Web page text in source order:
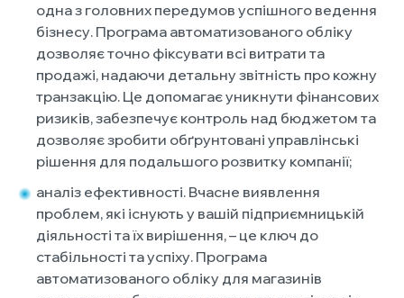
одна з головних передумов успішного ведення
бізнесу. Програма автоматизованого обліку
дозволяє точно фіксувати всі витрати та
продажі, надаючи детальну звітність про кожну
транзакцію. Це допомагає уникнути фінансових
ризиків, забезпечує контроль над бюджетом та
дозволяє зробити обґрунтовані управлінські
рішення для подальшого розвитку компанії;
аналіз ефективності. Вчасне виявлення
проблем, які існують у вашій підприємницькій
діяльності та їх вирішення, – це ключ до
стабільності та успіху. Програма
автоматизованого обліку для магазинів